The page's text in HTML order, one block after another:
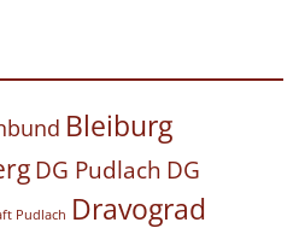
Bleiburg
DG Pudlach DG
Pudlach Dravograd